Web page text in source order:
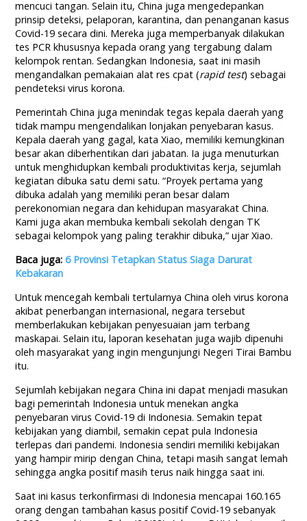
mencuci tangan. Selain itu, China juga mengedepankan
prinsip deteksi, pelaporan, karantina, dan penanganan kasus
Covid-19 secara dini. Mereka juga memperbanyak dilakukan
tes PCR khususnya kepada orang yang tergabung dalam
kelompok rentan. Sedangkan Indonesia, saat ini masih
mengandalkan pemakaian alat res cpat (rapid test) sebagai
pendeteksi virus korona.
Pemerintah China juga menindak tegas kepala daerah yang
tidak mampu mengendalikan lonjakan penyebaran kasus.
Kepala daerah yang gagal, kata Xiao, memiliki kemungkinan
besar akan diberhentikan dari jabatan. Ia juga menuturkan
untuk menghidupkan kembali produktivitas kerja, sejumlah
kegiatan dibuka satu demi satu. “Proyek pertama yang
dibuka adalah yang memiliki peran besar dalam
perekonomian negara dan kehidupan masyarakat China.
Kami juga akan membuka kembali sekolah dengan TK
sebagai kelompok yang paling terakhir dibuka,” ujar Xiao.
Baca juga:6 Provinsi Tetapkan Status Siaga Darurat
Kebakaran
Untuk mencegah kembali tertularnya China oleh virus korona
akibat penerbangan internasional, negara tersebut
memberlakukan kebijakan penyesuaian jam terbang
maskapai. Selain itu, laporan kesehatan juga wajib dipenuhi
oleh masyarakat yang ingin mengunjungi Negeri Tirai Bambu
itu.
Sejumlah kebijakan negara China ini dapat menjadi masukan
bagi pemerintah Indonesia untuk menekan angka
penyebaran virus Covid-19 di Indonesia. Semakin tepat
kebijakan yang diambil, semakin cepat pula Indonesia
terlepas dari pandemi. Indonesia sendiri memiliki kebijakan
yang hampir mirip dengan China, tetapi masih sangat lemah
sehingga angka positif masih terus naik hingga saat ini.
Saat ini kasus terkonfirmasi di Indonesia mencapai 160.165
orang dengan tambahan kasus positif Covid-19 sebanyak